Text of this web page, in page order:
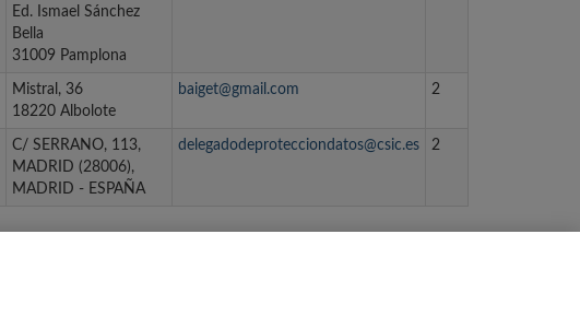
Ed. Ismael Sánchez
Bella
31009 Pamplona
Mistral, 36
18220 Albolote
baiget@gmail.com 2
C/ SERRANO, 113,
MADRID (28006),
MADRID - ESPAÑA
delegadodeprotecciondatos@csic.es 2